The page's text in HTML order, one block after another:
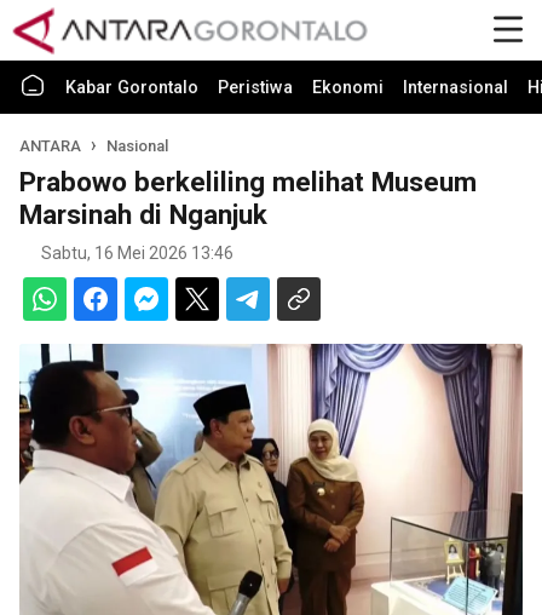
Kabar Gorontalo Peristiwa Ekonomi Internasional
ANTARA Nasional
Prabowo berkeliling melihat Museum
Marsinah di Nganjuk
Sabtu, 16 Mei 2026 13:46